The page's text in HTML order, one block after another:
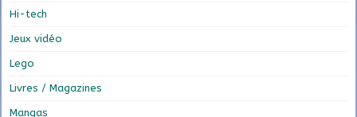
Hi-tech
Jeux vidéo
Lego
Livres / Magazines
Mangas